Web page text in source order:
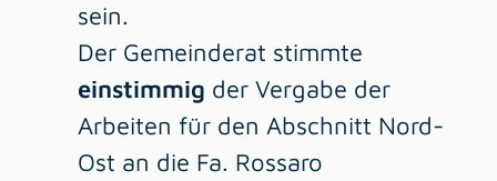
sein.
Der Gemeinderat stimmte
einstimmig der Vergabe der
Arbeiten für den Abschnitt Nord-
Ost an die Fa. Rossaro